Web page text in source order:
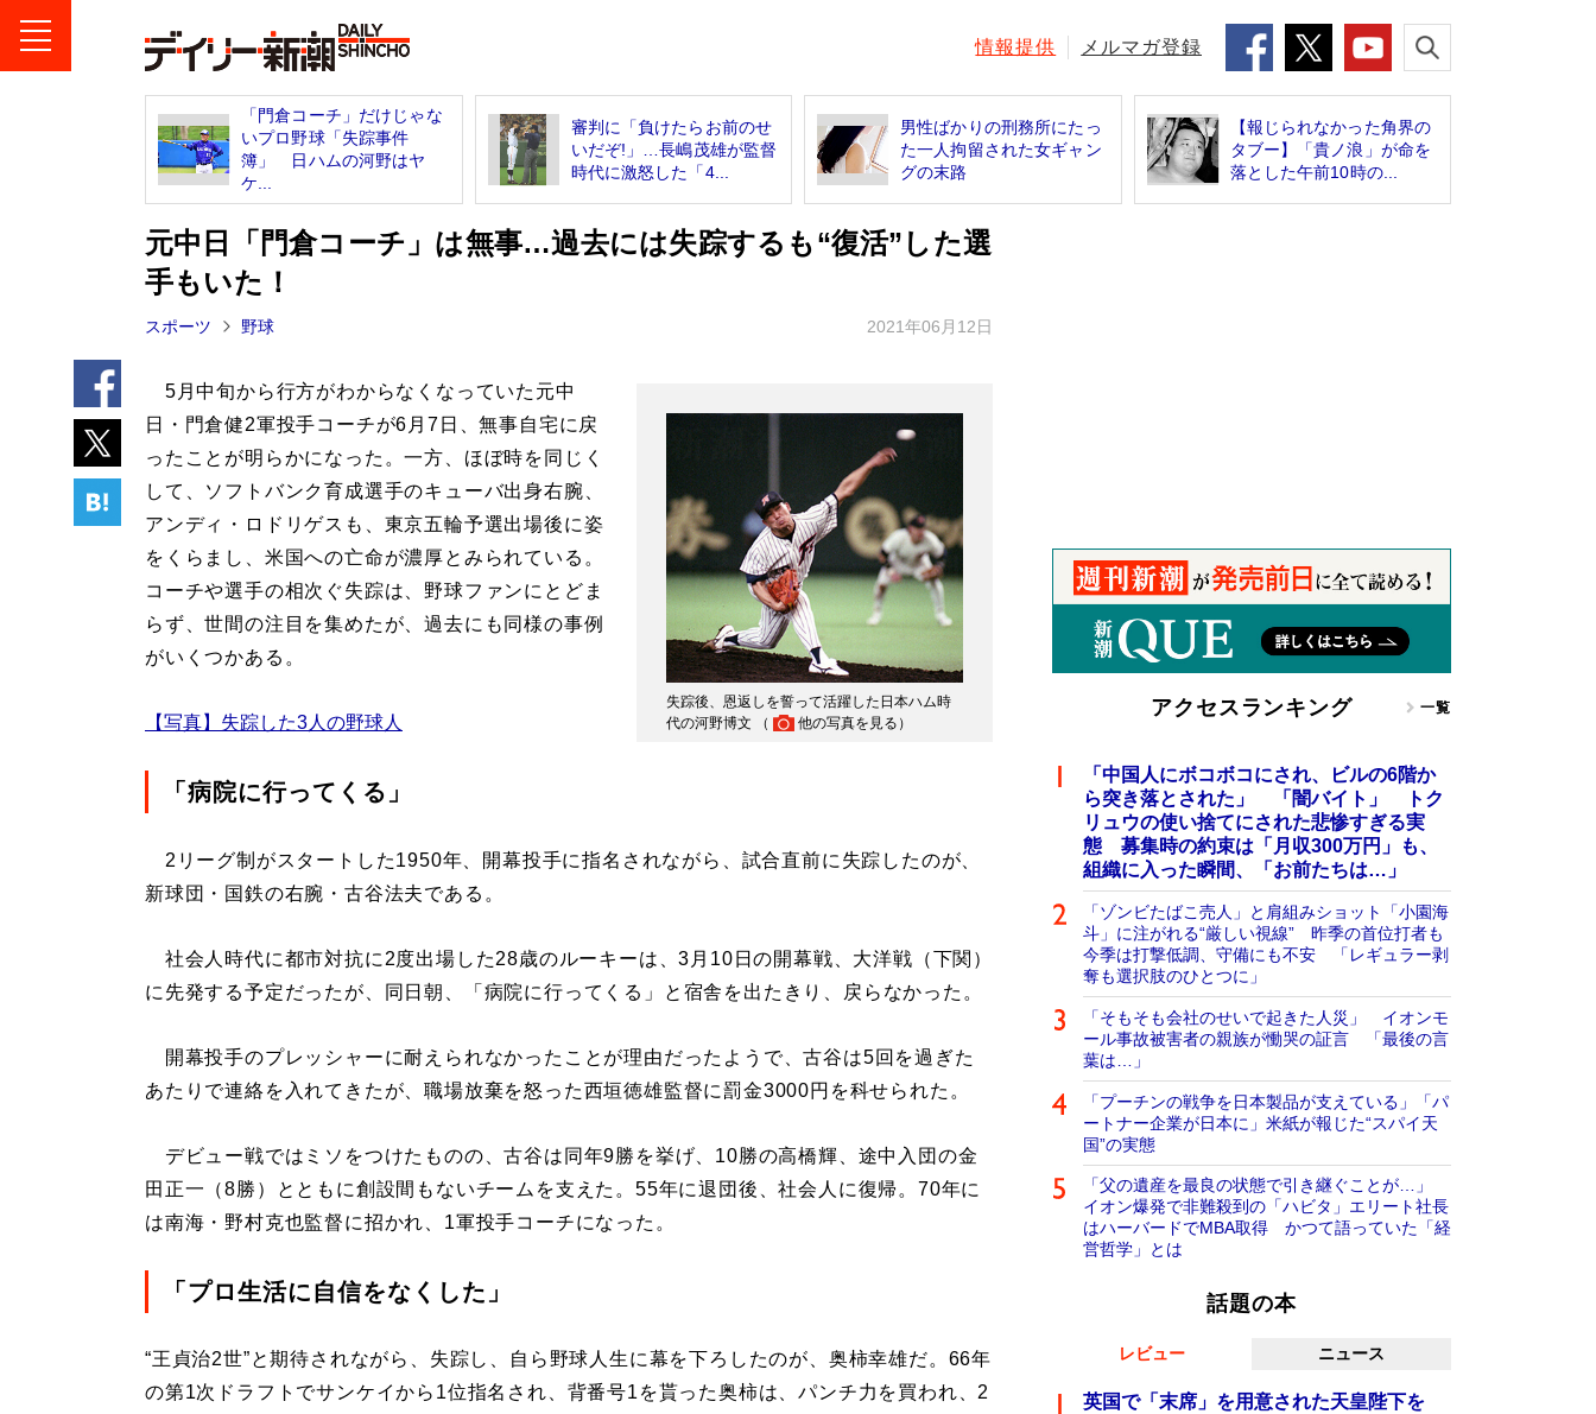
情報提供 メルマガ登録
「門倉コーチ」だけじゃな
いプロ野球「失踪事件
簿」 日ハムの河野はヤ
ケ...
審判に「負けたらお前のせ
いだぞ!」…長嶋茂雄が監督
時代に激怒した「4...
男性ばかりの刑務所にたっ
た一人拘留された女ギャン
グの末路
【報じられなかった角界の
タブー】「貴ノ浪」が命を
落とした午前10時の...
元中日「門倉コーチ」は無事…過去には失踪するも“復活”した選
手もいた！
スポーツ 野球 2021年06月12日
失踪後、恩返しを誓って活躍した日本ハム時
代の河野博文 （
他の写真を見る ）
5月中旬から行方がわからなくなっていた元中
日・門倉健2軍投手コーチが6月7日、無事自宅に戻
ったことが明らかになった。一方、ほぼ時を同じく
して、ソフトバンク育成選手のキューバ出身右腕、
アンディ・ロドリゲスも、東京五輪予選出場後に姿
をくらまし、米国への亡命が濃厚とみられている。
コーチや選手の相次ぐ失踪は、野球ファンにとどま
らず、世間の注目を集めたが、過去にも同様の事例
がいくつかある。
【写真】失踪した3人の野球人
「病院に行ってくる」
2リーグ制がスタートした1950年、開幕投手に指名されながら、試合直前に失踪したのが、
新球団・国鉄の右腕・古谷法夫である。
社会人時代に都市対抗に2度出場した28歳のルーキーは、3月10日の開幕戦、大洋戦（下関）
に先発する予定だったが、同日朝、「病院に行ってくる」と宿舎を出たきり、戻らなかった。
開幕投手のプレッシャーに耐えられなかったことが理由だったようで、古谷は5回を過ぎた
あたりで連絡を入れてきたが、職場放棄を怒った西垣徳雄監督に罰金3000円を科せられた。
デビュー戦ではミソをつけたものの、古谷は同年9勝を挙げ、10勝の高橋輝、途中入団の金
田正一（8勝）とともに創設間もないチームを支えた。55年に退団後、社会人に復帰。70年に
は南海・野村克也監督に招かれ、1軍投手コーチになった。
「プロ生活に自信をなくした」
“王貞治2世”と期待されながら、失踪し、自ら野球人生に幕を下ろしたのが、奥柿幸雄だ。66年
の第1次ドラフトでサンケイから1位指名され、背番号1を貰った奥柿は、パンチ力を買われ、2
アクセスランキング 一覧
「中国人にボコボコにされ、ビルの6階か
ら突き落とされた」 「闇バイト」 トク
リュウの使い捨てにされた悲惨すぎる実
態 募集時の約束は「月収300万円」も、
組織に入った瞬間、「お前たちは…」
「ゾンビたばこ売人」と肩組みショット「小園海
斗」に注がれる“厳しい視線” 昨季の首位打者も
今季は打撃低調、守備にも不安 「レギュラー剥
奪も選択肢のひとつに」
「そもそも会社のせいで起きた人災」 イオンモ
ール事故被害者の親族が慟哭の証言 「最後の言
葉は…」
「プーチンの戦争を日本製品が支えている」「パ
ートナー企業が日本に」米紙が報じた“スパイ天
国”の実態
「父の遺産を最良の状態で引き継ぐことが…」
イオン爆発で非難殺到の「ハビタ」エリート社長
はハーバードでMBA取得 かつて語っていた「経
営哲学」とは
話題の本
レビュー ニュース
英国で「末席」を用意された天皇陛下を